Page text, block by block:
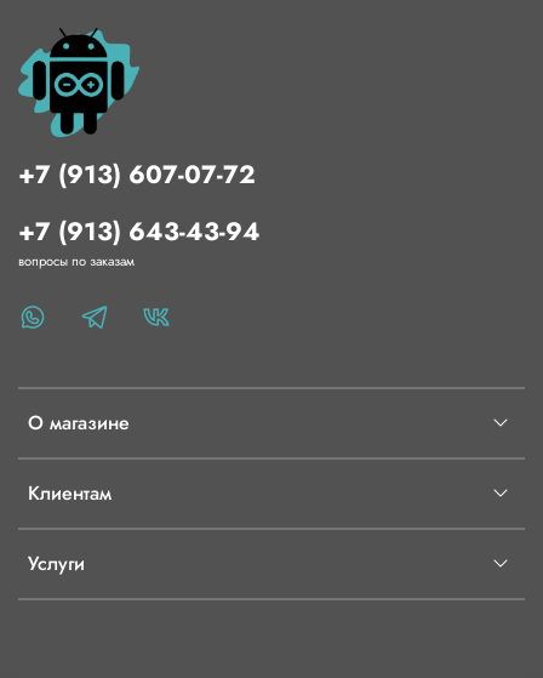
О магазине
Клиентам
Услуги
+7 (913) 607-07-72
+7 (913) 643-43-94
вопросы по заказам